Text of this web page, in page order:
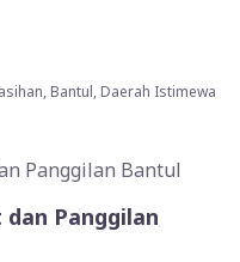
Bantul, Daerah Istimewa
Panggilan